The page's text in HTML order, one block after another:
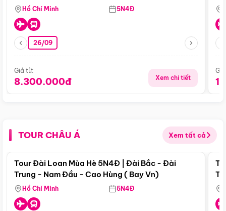
Hồ Chí Minh 5N4Đ
26/09
Giá từ:
8.300.000đ Xem chi tiết
TOUR CHÂU Á Xem tất cả
Điểm nổi bật
Tour Đài Loan Mùa Hè 5N4Đ | Đài Bắc - Đài
Trung - Nam Đầu - Cao Hùng ( Bay Vn)
Hồ Chí Minh 5N4Đ